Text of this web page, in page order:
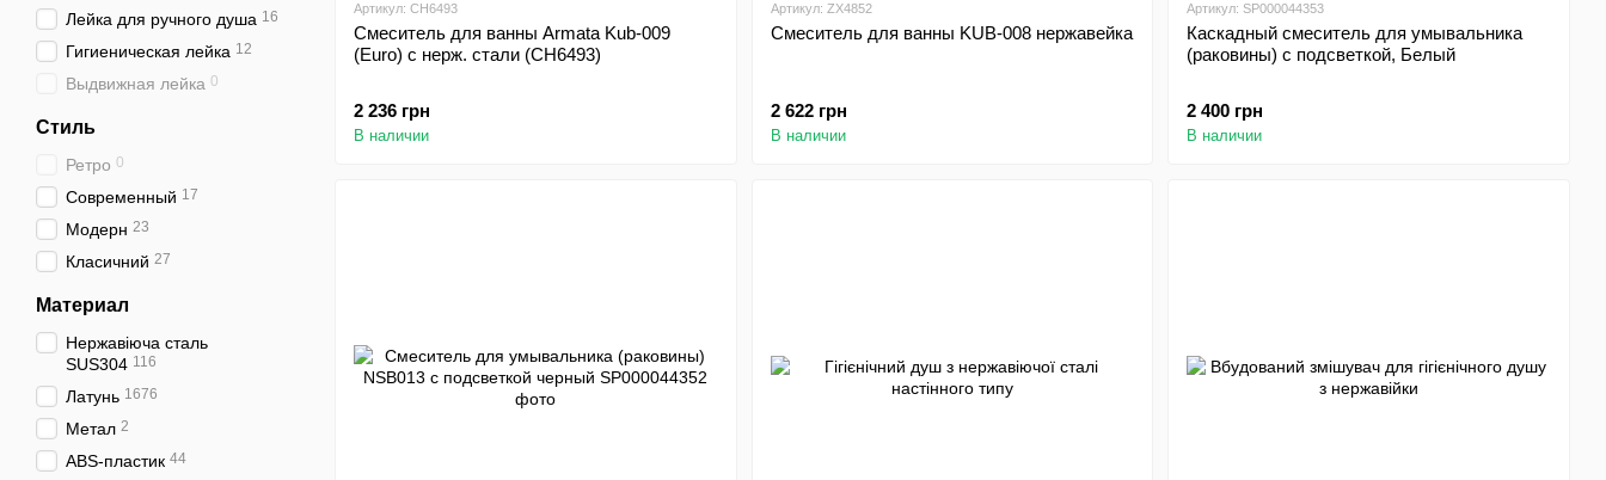
Артикул: CH6493
Смеситель для ванны Armata Kub-009
(Euro) с нерж. стали (CH6493)
2 236 грн
В наличии
Артикул: ZX4852
Смеситель для ванны KUB-008 нержавейка
2 622 грн
В наличии
Артикул: SP000044353
Каскадный смеситель для умывальника
(раковины) с подсветкой, Белый
2 400 грн
В наличии
Лейка для ручного душа 16
Гигиеническая лейка 12
Выдвижная лейка 0
Стиль
Ретро 0
Современный 17
Модерн 23
Класичний 27
Материал
Нержавіюча сталь
SUS304 116
Латунь 1676
Метал 2
ABS-пластик 44